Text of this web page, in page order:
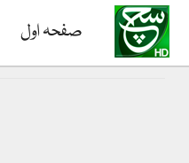
صفحہ اول